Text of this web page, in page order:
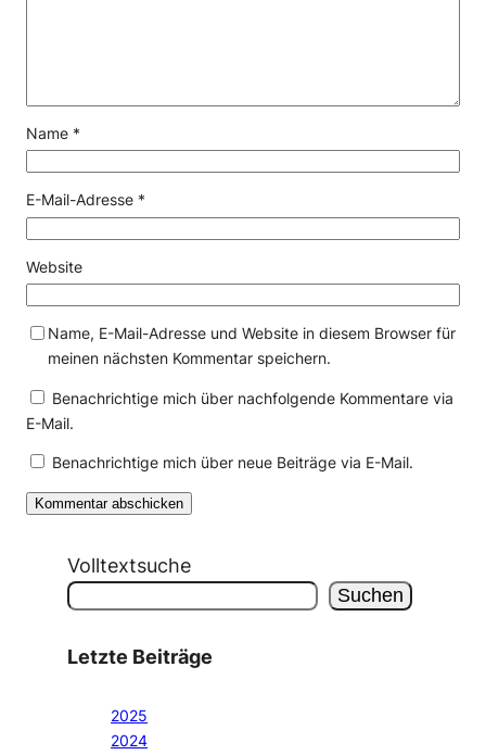
Name *
E-Mail-Adresse *
Website
Name, E-Mail-Adresse und Website in diesem Browser für
meinen nächsten Kommentar speichern.
Benachrichtige mich über nachfolgende Kommentare via
E-Mail.
Benachrichtige mich über neue Beiträge via E-Mail.
Volltextsuche
Suchen
Letzte Beiträge
2025
2024